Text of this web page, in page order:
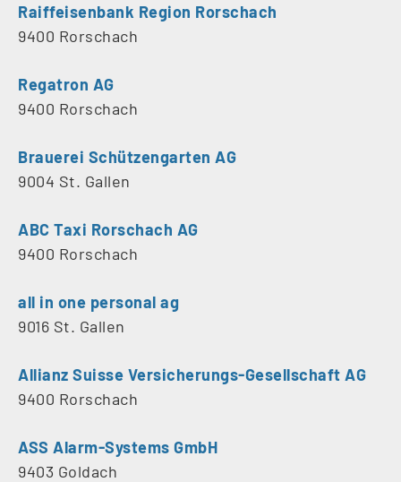
Raiffeisenbank Region Rorschach
9400 Rorschach
Regatron AG
9400 Rorschach
Brauerei Schützengarten AG
9004 St. Gallen
ABC Taxi Rorschach AG
9400 Rorschach
all in one personal ag
9016 St. Gallen
Allianz Suisse Versicherungs-Gesellschaft AG
9400 Rorschach
ASS Alarm-Systems GmbH
9403 Goldach